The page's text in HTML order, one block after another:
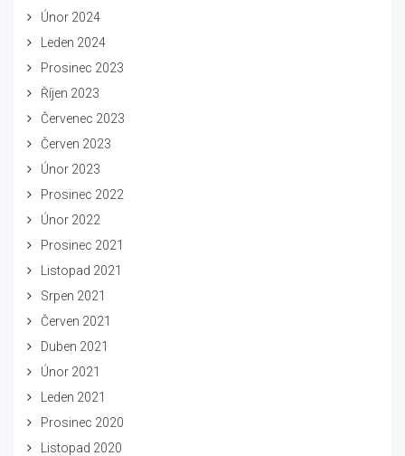
Únor 2024
Leden 2024
Prosinec 2023
Říjen 2023
Červenec 2023
Červen 2023
Únor 2023
Prosinec 2022
Únor 2022
Prosinec 2021
Listopad 2021
Srpen 2021
Červen 2021
Duben 2021
Únor 2021
Leden 2021
Prosinec 2020
Listopad 2020